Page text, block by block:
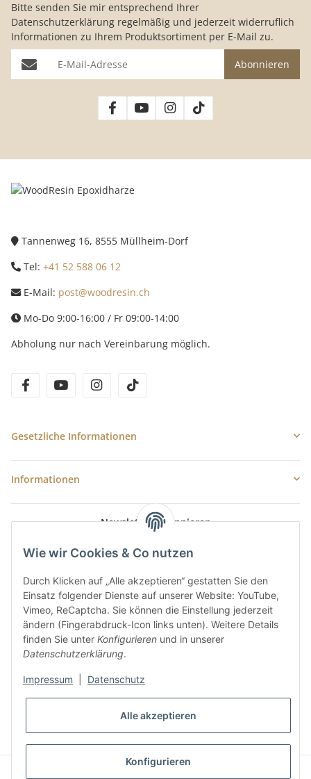
Wie wir Cookies & Co nutzen
Durch Klicken auf „Alle akzeptieren“ gestatten Sie den
Einsatz folgender Dienste auf unserer Website: YouTube,
Vimeo, ReCaptcha. Sie können die Einstellung jederzeit
ändern (Fingerabdruck-Icon links unten). Weitere Details
finden Sie unter Konfigurieren und in unserer
Datenschutzerklärung.
Impressum Datenschutz
Alle akzeptieren
Konfigurieren
Bitte senden Sie mir entsprechend Ihrer
Datenschutzerklärung regelmäßig und jederzeit widerruflich
Informationen zu Ihrem Produktsortiment per E-Mail zu.
E-Mail-Adresse Abonnieren
Tannenweg 16, 8555 Müllheim-Dorf
Tel: +41 52 588 06 12
E-Mail: post@woodresin.ch
Mo-Do 9:00-16:00 / Fr 09:00-14:00
Abholung nur nach Vereinbarung möglich.
facebookyoutube instagram
Gesetzliche Informationen
Informationen
Newsletter Abonnieren
Bitte senden Sie mir entsprechend IhrerDatenschutzerklärungregelmäßig
und jederzeit widerruflich Informationen zu Ihrem Produktsortiment per E-
Mail zu.